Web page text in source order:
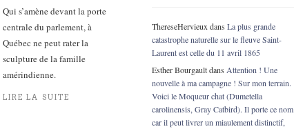
Qui s’amène devant la porte
centrale du parlement, à
Québec ne peut rater la
sculpture de la famille
amérindienne.
LIRE LA SUITE
ThereseHervieux dans La plus grande
catastrophe naturelle sur le fleuve Saint-
Laurent est celle du 11 avril 1865
Esther Bourgaultdans Attention ! Une
nouvelle à ma campagne ! Sur mon terrain.
Voici le Moqueur chat (Dumetella
carolinensis, Gray Catbird). Il porte ce nom,
car il peut livrer un miaulement distinctif,